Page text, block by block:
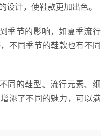
计，使鞋款更加出色。
季节的影响，如夏季流行
不同季节的鞋款也有不同
同的鞋型、流行元素、细
添了不同的魅力，可以满